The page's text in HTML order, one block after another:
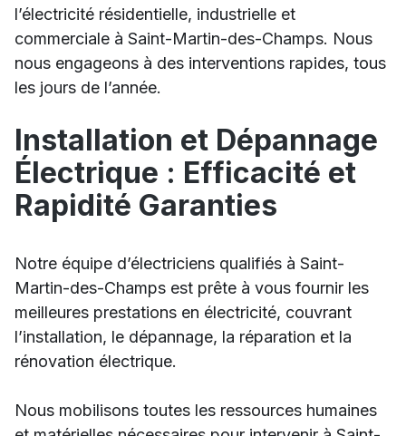
l’électricité résidentielle, industrielle et
commerciale à Saint-Martin-des-Champs. Nous
nous engageons à des interventions rapides, tous
les jours de l’année.
Installation et Dépannage
Électrique : Efficacité et
Rapidité Garanties
Notre équipe d’électriciens qualifiés à Saint-
Martin-des-Champs est prête à vous fournir les
meilleures prestations en électricité, couvrant
l’installation, le dépannage, la réparation et la
rénovation électrique.
Nous mobilisons toutes les ressources humaines